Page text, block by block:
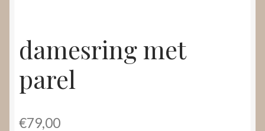
damesring met
parel
€79,00